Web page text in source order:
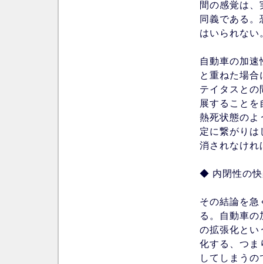
間の感覚は、
同義である。
はいられない
自動車の加
と重ねた場
テイタスとの
展すること
熱死状態のよ
定に繋がりは
消されなけれ
◆ 内閉性の快
その結論を急
る。自動車
の拡張化とい
化する、つま
してしまう